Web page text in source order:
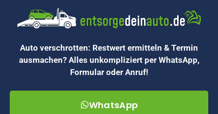
Auto verschrotten: Restwert ermitteln & Termin
ausmachen? Alles unkompliziert per WhatsApp,
Formular oder Anruf!
WhatsApp